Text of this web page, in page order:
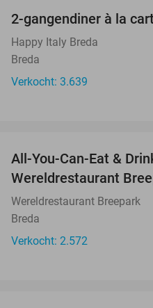
2-gangendiner à la
Happy Italy Breda
Breda
Verkocht: 3.639
All-You-Can-Eat &
Wereldrestaurant
Wereldrestaurant Breepark
Breda
Verkocht: 2.572